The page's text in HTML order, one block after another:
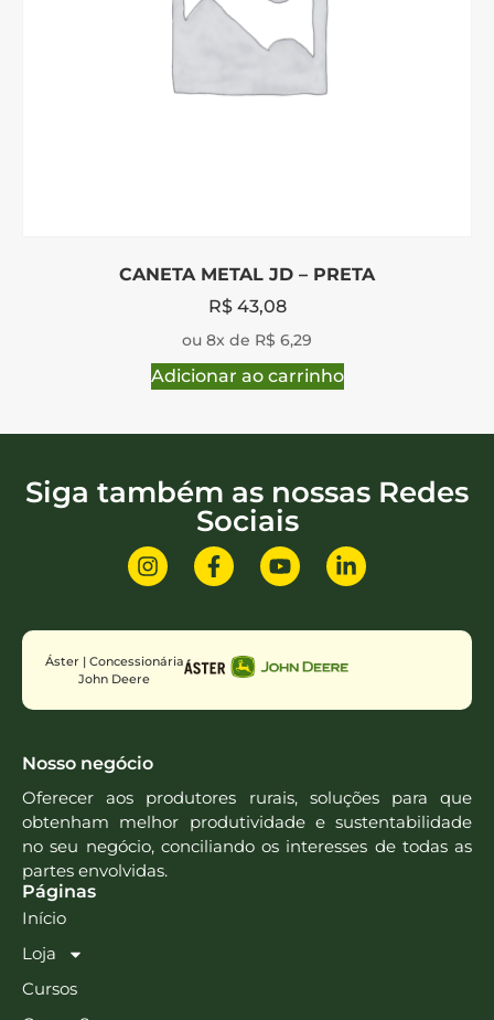
CANETA METAL JD – PRETA
R$43,08
ou 8x de R$ 6,29
Adicionar ao carrinho
Siga também as nossas Redes
Sociais
Áster | Concessionária
John Deere
Nosso negócio
Oferecer aos produtores rurais, soluções para que
obtenham melhor produtividade e sustentabilidade
no seu negócio, conciliando os interesses de todas as
partes envolvidas.
Páginas
Início
Loja
Cursos